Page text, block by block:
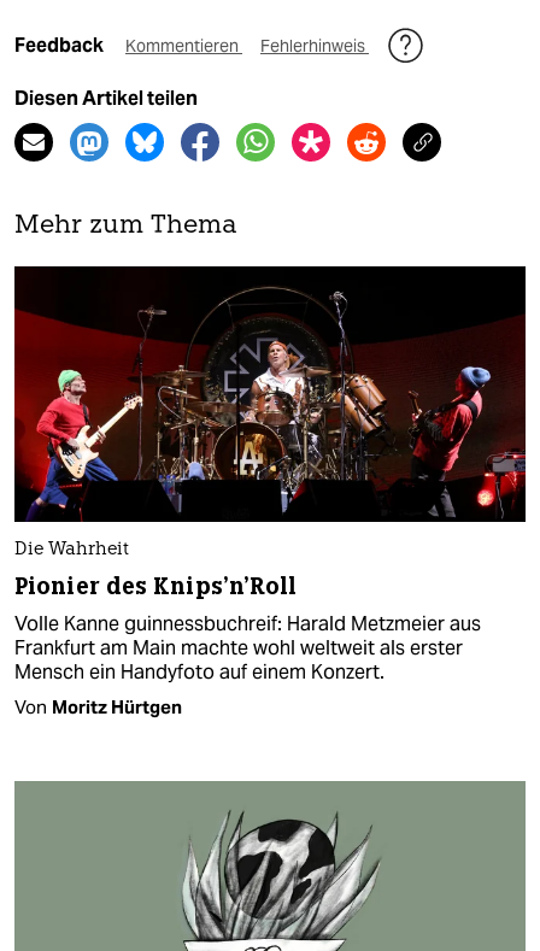
Feedback Kommentieren Fehlerhinweis
Diesen Artikel teilen
Mehr zum Thema
Die Wahrheit
Pionier des Knips’n’Roll
Volle Kanne guinnessbuchreif: Harald Metzmeier aus
Frankfurt am Main machte wohl weltweit als erster
Mensch ein Handyfoto auf einem Konzert.
Von Moritz Hürtgen